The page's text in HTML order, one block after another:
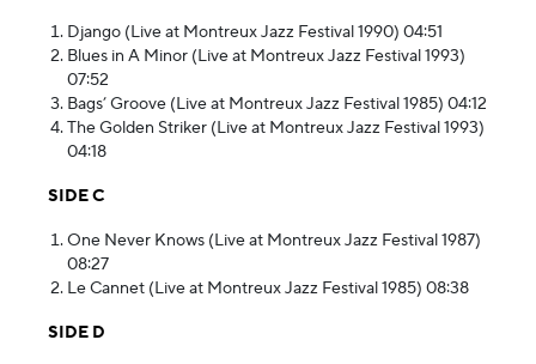
Django (Live at Montreux Jazz Festival 1990) 04:51
Blues in A Minor (Live at Montreux Jazz Festival 1993)
07:52
Bags’ Groove (Live at Montreux Jazz Festival 1985) 04:12
The Golden Striker (Live at Montreux Jazz Festival 1993)
04:18
SIDE C
One Never Knows (Live at Montreux Jazz Festival 1987)
08:27
Le Cannet (Live at Montreux Jazz Festival 1985) 08:38
SIDE D